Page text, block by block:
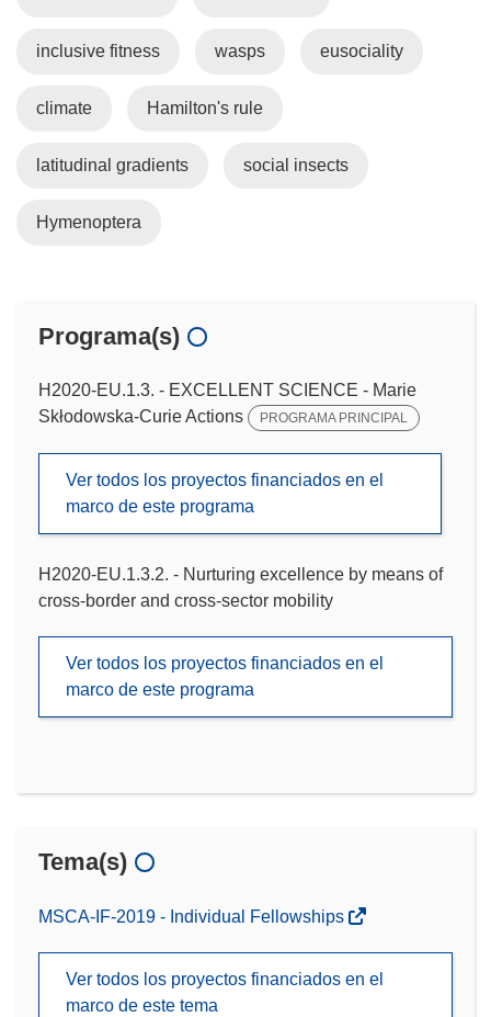
inclusive fitness wasps eusociality
climate Hamilton's rule
latitudinal gradients social insects
Hymenoptera
Programa(s)
H2020-EU.1.3. - EXCELLENT SCIENCE - Marie
Skłodowska-Curie Actions
PROGRAMA PRINCIPAL
Ver todos los proyectos financiados en el
marco de este programa
H2020-EU.1.3.2. - Nurturing excellence by means of
cross-border and cross-sector mobility
Ver todos los proyectos financiados en el
marco de este programa
Tema(s)
MSCA-IF-2019 - Individual Fellowships
Ver todos los proyectos financiados en el
marco de este tema